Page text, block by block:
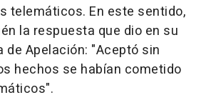
telemáticos. En este sentido,
la respuesta que dio en su
de Apelación: "Aceptó sin
hechos se habían cometido